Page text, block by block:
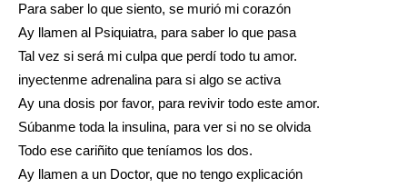
Para saber lo que siento, se murió mi corazón
Ay llamen al Psiquiatra, para saber lo que pasa
Tal vez si será mi culpa que perdí todo tu amor.
inyectenme adrenalina para si algo se activa
Ay una dosis por favor, para revivir todo este amor.
Súbanme toda la insulina, para ver si no se olvida
Todo ese cariñito que teníamos los dos.
Ay llamen a un Doctor, que no tengo explicación